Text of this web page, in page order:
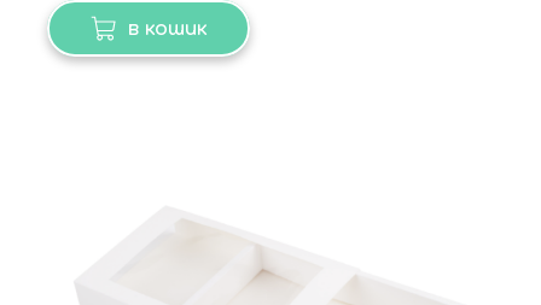
в кошик